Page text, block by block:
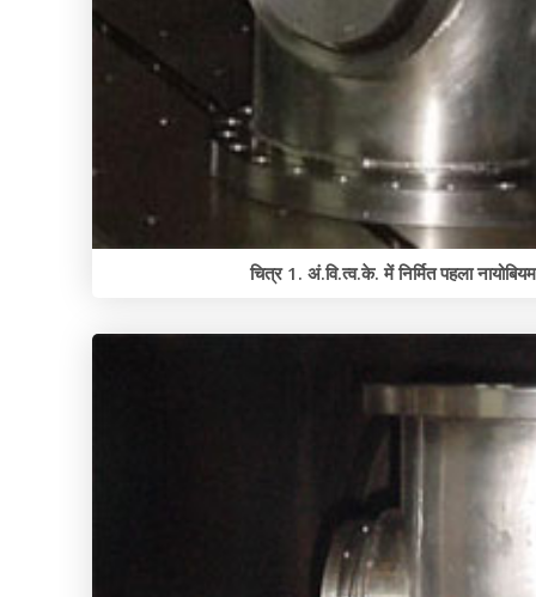
चित्र 1. अं.वि.त्व.के. में निर्मित पहला